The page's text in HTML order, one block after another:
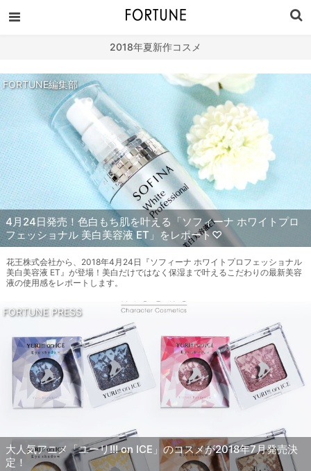
2018年夏新作コスメ
FORTUNE編集部
4月24日発売！色白もち肌を叶える「ソフィーナ ホワイトプロ
フェッショナル 美白美容液 ET」をレポート♡
花王株式会社から、2018年4月24日『ソフィーナ ホワイトプロフェッショナル
美白美容液 ET』が登場！美白だけではなく保湿まで叶えるこだわりの最新美容
液の使用感をレポートします。
FORTUNE PRESS
大人気アニメ「ユーリ!!! on ICE」のコスメが2018年7月発売決
定！